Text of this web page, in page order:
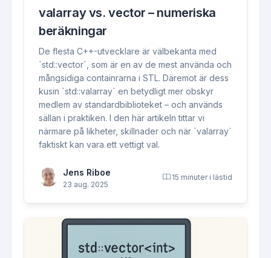
valarray vs. vector – numeriska
beräkningar
De flesta C++-utvecklare är välbekanta med
`std::vector`, som är en av de mest använda och
mångsidiga containrarna i STL. Däremot är dess
kusin `std::valarray` en betydligt mer obskyr
medlem av standardbiblioteket – och används
sällan i praktiken. I den här artikeln tittar vi
närmare på likheter, skillnader och när `valarray`
faktiskt kan vara ett vettigt val.
Jens Riboe
23 aug. 2025
15 minuter i lästid